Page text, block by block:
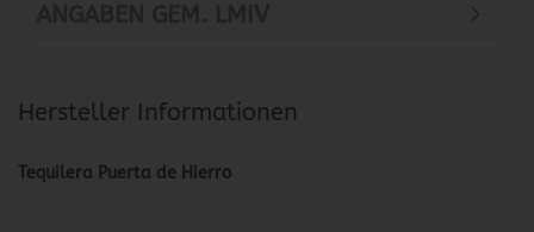
Hersteller Informationen
Tequilera Puerta de Hierro